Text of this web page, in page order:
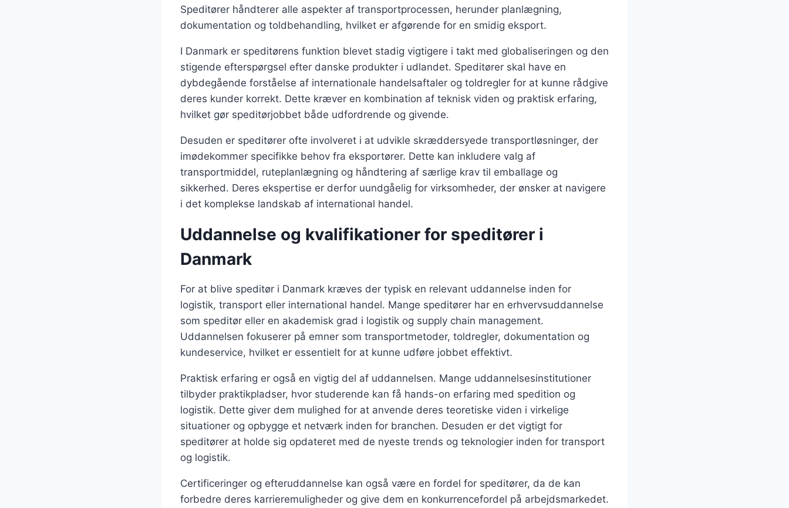
Speditører håndterer alle aspekter af transportprocessen, herunder planlægning,
dokumentation og toldbehandling, hvilket er afgørende for en smidig eksport.
I Danmark er speditørens funktion blevet stadig vigtigere i takt med globaliseringen og den
stigende efterspørgsel efter danske produkter i udlandet. Speditører skal have en
dybdegående forståelse af internationale handelsaftaler og toldregler for at kunne rådgive
deres kunder korrekt. Dette kræver en kombination af teknisk viden og praktisk erfaring,
hvilket gør speditørjobbet både udfordrende og givende.
Desuden er speditører ofte involveret i at udvikle skræddersyede transportløsninger, der
imødekommer specifikke behov fra eksportører. Dette kan inkludere valg af
transportmiddel, ruteplanlægning og håndtering af særlige krav til emballage og
sikkerhed. Deres ekspertise er derfor uundgåelig for virksomheder, der ønsker at navigere
i det komplekse landskab af international handel.
Uddannelse og kvalifikationer for speditører i
Danmark
For at blive speditør i Danmark kræves der typisk en relevant uddannelse inden for
logistik, transport eller international handel. Mange speditører har en erhvervsuddannelse
som speditør eller en akademisk grad i logistik og supply chain management.
Uddannelsen fokuserer på emner som transportmetoder, toldregler, dokumentation og
kundeservice, hvilket er essentielt for at kunne udføre jobbet effektivt.
Praktisk erfaring er også en vigtig del af uddannelsen. Mange uddannelsesinstitutioner
tilbyder praktikpladser, hvor studerende kan få hands-on erfaring med spedition og
logistik. Dette giver dem mulighed for at anvende deres teoretiske viden i virkelige
situationer og opbygge et netværk inden for branchen. Desuden er det vigtigt for
speditører at holde sig opdateret med de nyeste trends og teknologier inden for transport
og logistik.
Certificeringer og efteruddannelse kan også være en fordel for speditører, da de kan
forbedre deres karrieremuligheder og give dem en konkurrencefordel på arbejdsmarkedet.